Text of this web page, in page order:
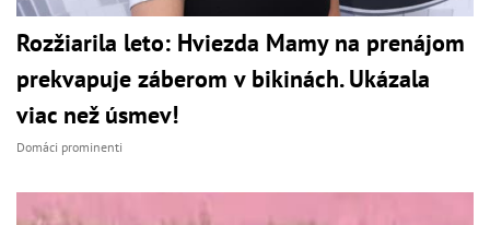
Rozžiarila leto: Hviezda Mamy na prenájom
prekvapuje záberom v bikinách. Ukázala
viac než úsmev!
Domáci prominenti